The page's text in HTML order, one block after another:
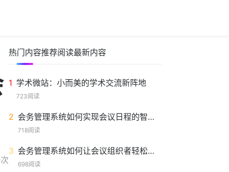
热门内容推荐阅读最新内容
1 学术微站：小而美的学术交流新阵地
723阅读
2 会务管理系统如何实现会议日程的智能化安排
718阅读
3 会务管理系统如何让会议组织者轻松掌控全局
698阅读